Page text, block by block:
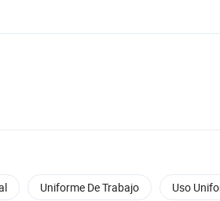
Uniforme De Trabajo Uso